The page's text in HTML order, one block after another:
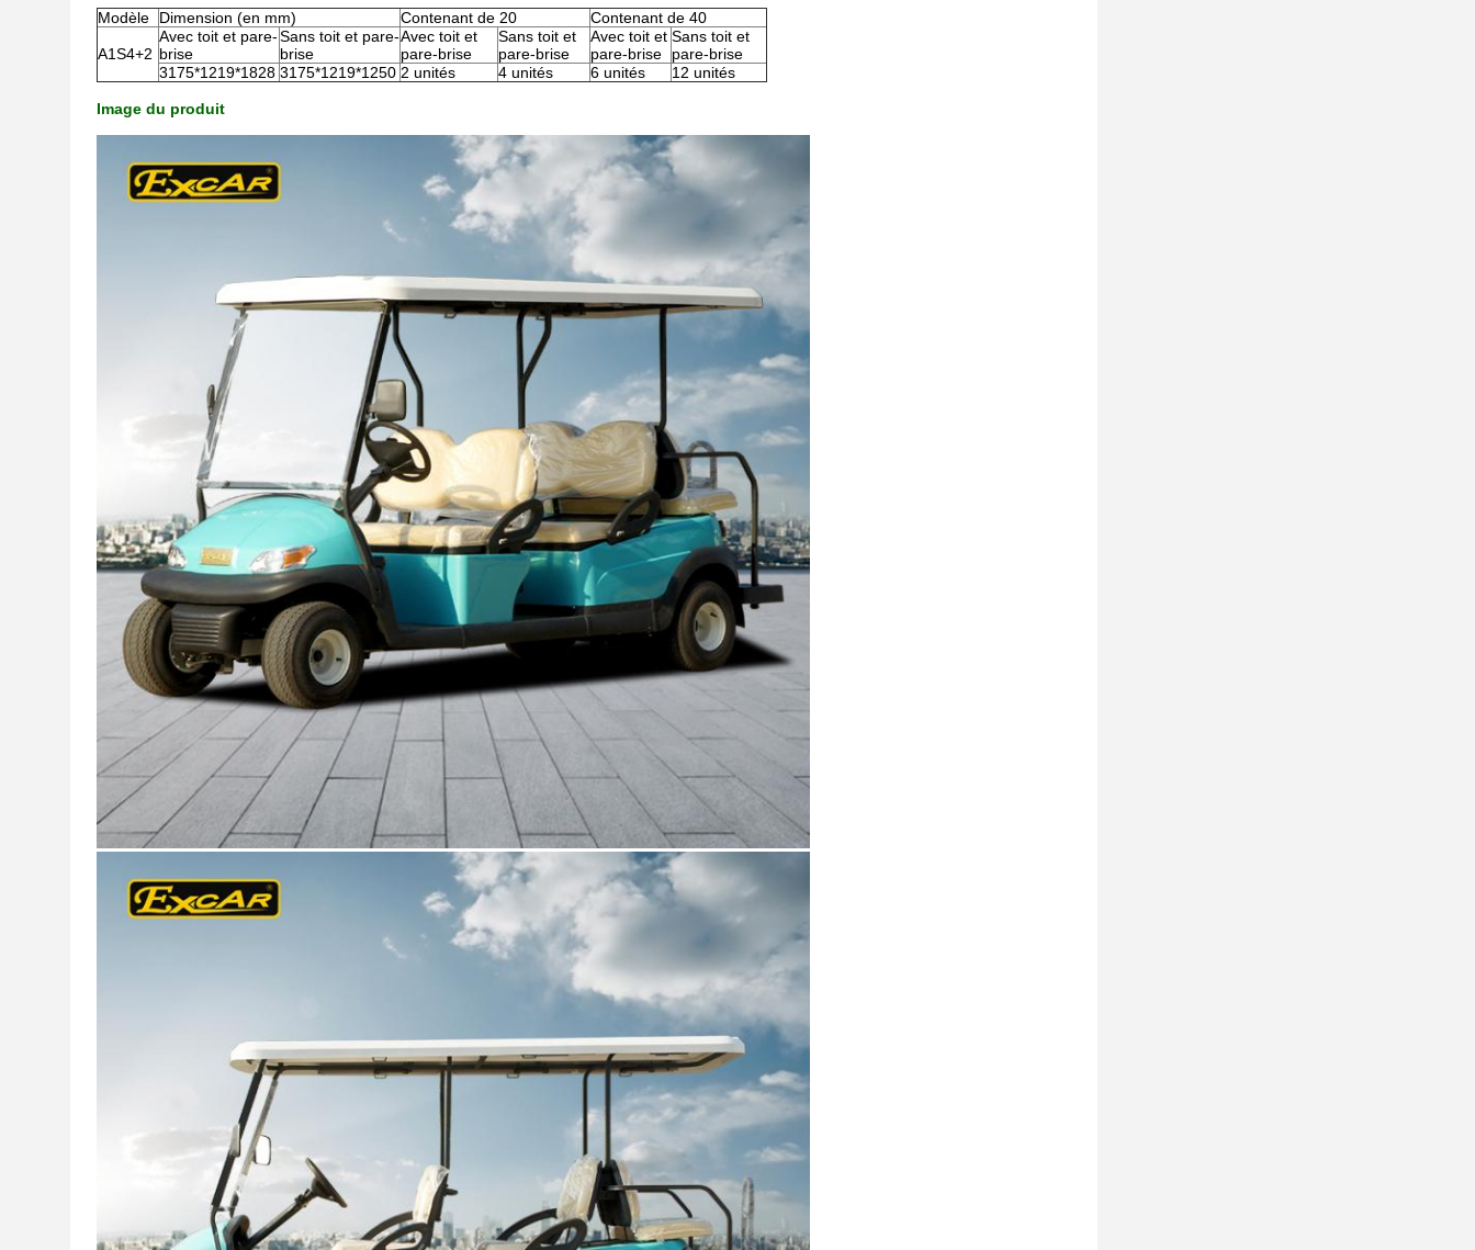
Modèle Dimension (en mm) Contenant de 20 Contenant de 40
A1S4+2
Avec toit et pare-
brise
Sans toit et pare-
brise
Avec toit et
pare-brise
Sans toit et
pare-brise
Avec toit et
pare-brise
Sans toit et
pare-brise
3175*1219*1828 3175*1219*1250 2 unités 4 unités 6 unités 12 unités
Image du produit